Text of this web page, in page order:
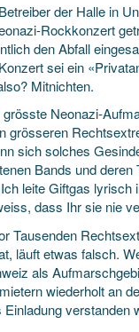
der Halle in
Rockkonzert
den Abfall
sei ein
Mitnichten.
Neonazi-
grösseren
sich solches
Bands und
leite Giftgas lyrisch
dass Ihr sie nie
Tausenden
läuft etwas falsch.
als
wiederholt an
verstanden